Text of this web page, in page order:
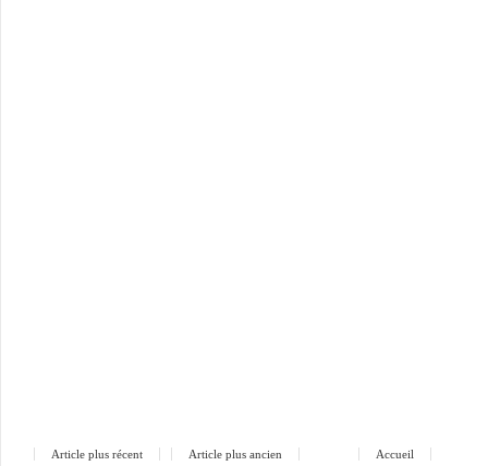
Article plus récent Article plus ancien Accueil